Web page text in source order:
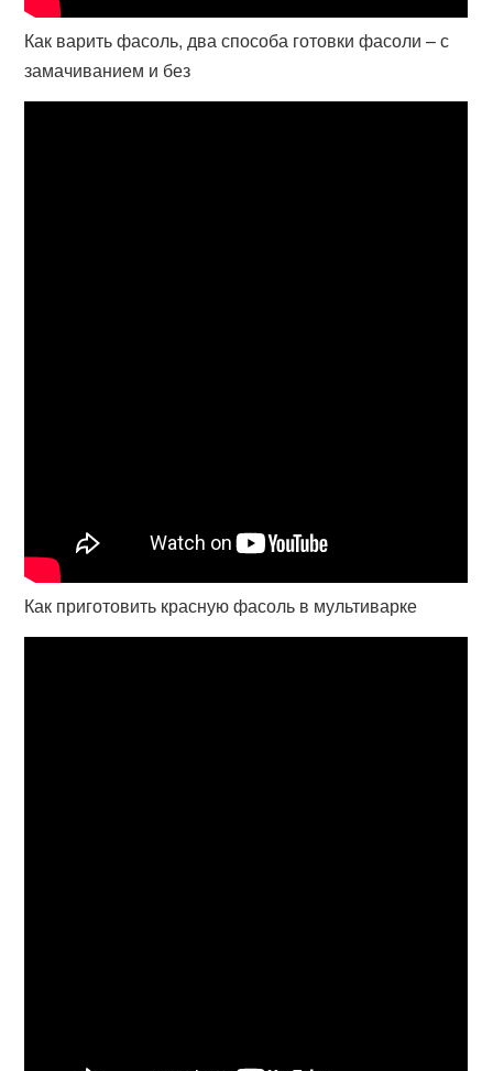
Как варить фасоль, два способа готовки фасоли – с
замачиванием и без
Как приготовить красную фасоль в мультиварке